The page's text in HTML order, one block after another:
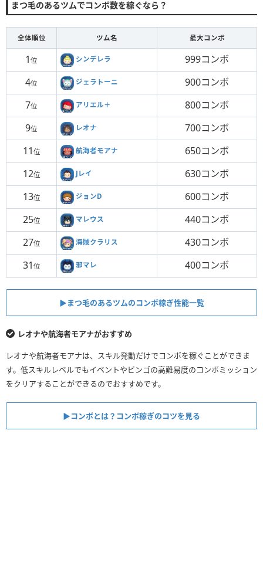
まつ毛のあるツムでコンボ数を稼ぐなら？
全体順位 ツム名 最大コンボ
1 位 シンデレラ
999コンボ
4位 ジェラトーニ
900コンボ
7位 アリエル＋
800コンボ
9位 レオナ
700コンボ
11 位 航海者モアナ
650コンボ
12位 Jレイ
630コンボ
13位 ジョンD
600コンボ
25位 マレウス
440コンボ
27位 海賊クラリス
430コンボ
31 位 邪マレ 400コンボ
▶︎まつ毛のあるツムのコンボ稼ぎ性能一覧
レオナや航海者モアナがおすすめ
レオナや航海者モアナは、スキル発動だけでコンボを稼ぐことができま
す。低スキルレベルでもイベントやビンゴの高難易度のコンボミッション
をクリアすることができるのでおすすめです。
▶︎コンボとは？コンボ稼ぎのコツを見る